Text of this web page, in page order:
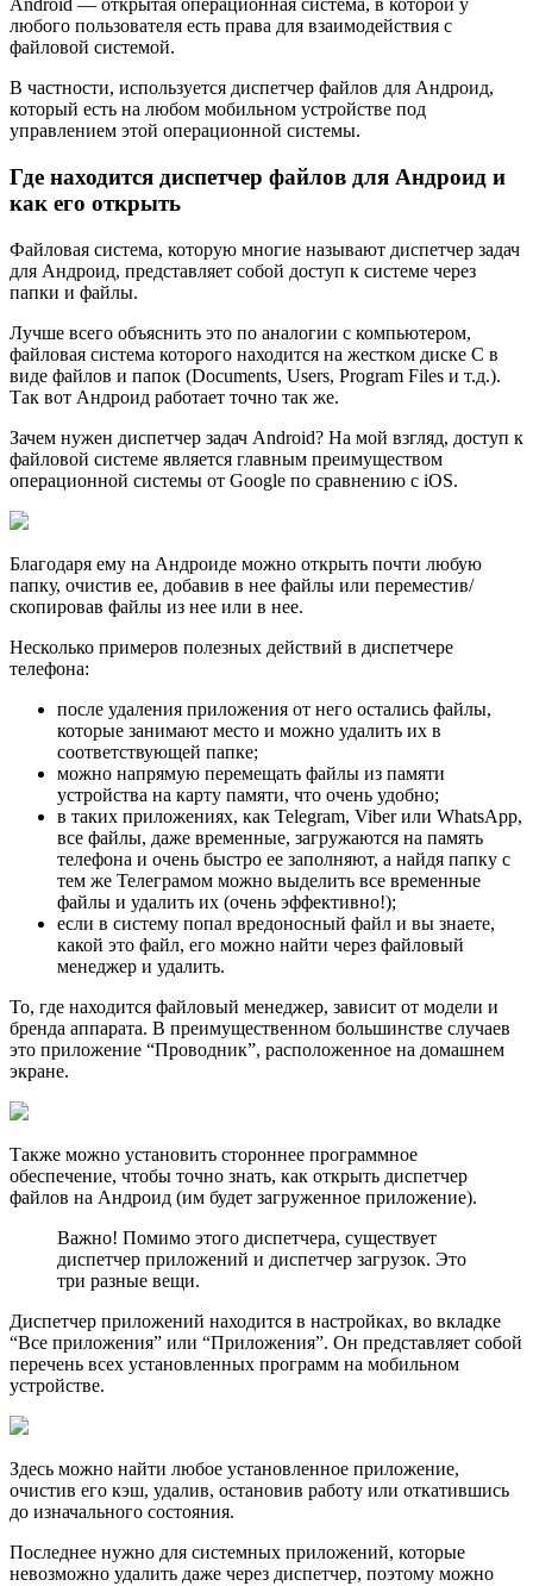
Android — открытая операционная система, в которой у
любого пользователя есть права для взаимодействия с
файловой системой.
В частности, используется диспетчер файлов для Андроид,
который есть на любом мобильном устройстве под
управлением этой операционной системы.
Где находится диспетчер файлов для Андроид и
как его открыть
Файловая система, которую многие называют диспетчер задач
для Андроид, представляет собой доступ к системе через
папки и файлы.
Лучше всего объяснить это по аналогии с компьютером,
файловая система которого находится на жестком диске C в
виде файлов и папок (Documents, Users, Program Files и т.д.).
Так вот Андроид работает точно так же.
Зачем нужен диспетчер задач Android? На мой взгляд, доступ к
файловой системе является главным преимуществом
операционной системы от Google по сравнению с iOS.
Благодаря ему на Андроиде можно открыть почти любую
папку, очистив ее, добавив в нее файлы или переместив/
скопировав файлы из нее или в нее.
Несколько примеров полезных действий в диспетчере
телефона:
после удаления приложения от него остались файлы,
которые занимают место и можно удалить их в
соответствующей папке;
можно напрямую перемещать файлы из памяти
устройства на карту памяти, что очень удобно;
в таких приложениях, как Telegram, Viber или WhatsApp,
все файлы, даже временные, загружаются на память
телефона и очень быстро ее заполняют, а найдя папку с
тем же Телеграмом можно выделить все временные
файлы и удалить их (очень эффективно!);
если в систему попал вредоносный файл и вы знаете,
какой это файл, его можно найти через файловый
менеджер и удалить.
То, где находится файловый менеджер, зависит от модели и
бренда аппарата. В преимущественном большинстве случаев
это приложение “Проводник”, расположенное на домашнем
экране.
Также можно установить стороннее программное
обеспечение, чтобы точно знать, как открыть диспетчер
файлов на Андроид (им будет загруженное приложение).
Важно! Помимо этого диспетчера, существует
диспетчер приложений и диспетчер загрузок. Это
три разные вещи.
Диспетчер приложений находится в настройках, во вкладке
“Все приложения” или “Приложения”. Он представляет собой
перечень всех установленных программ на мобильном
устройстве.
Здесь можно найти любое установленное приложение,
очистив его кэш, удалив, остановив работу или откатившись
до изначального состояния.
Последнее нужно для системных приложений, которые
невозможно удалить даже через диспетчер, поэтому можно